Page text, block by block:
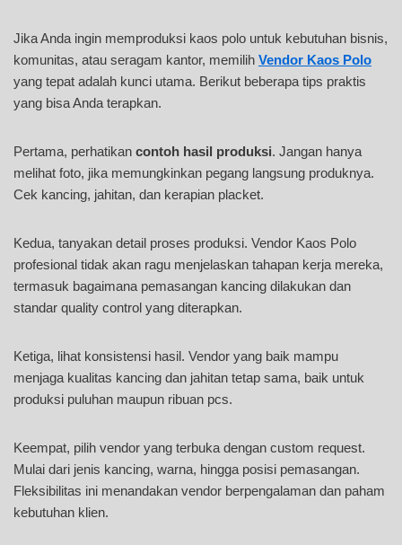
Jika Anda ingin memproduksi kaos polo untuk kebutuhan bisnis,
komunitas, atau seragam kantor, memilih Vendor Kaos Polo
yang tepat adalah kunci utama. Berikut beberapa tips praktis
yang bisa Anda terapkan.
Pertama, perhatikan contoh hasil produksi. Jangan hanya
melihat foto, jika memungkinkan pegang langsung produknya.
Cek kancing, jahitan, dan kerapian placket.
Kedua, tanyakan detail proses produksi. Vendor Kaos Polo
profesional tidak akan ragu menjelaskan tahapan kerja mereka,
termasuk bagaimana pemasangan kancing dilakukan dan
standar quality control yang diterapkan.
Ketiga, lihat konsistensi hasil. Vendor yang baik mampu
menjaga kualitas kancing dan jahitan tetap sama, baik untuk
produksi puluhan maupun ribuan pcs.
Keempat, pilih vendor yang terbuka dengan custom request.
Mulai dari jenis kancing, warna, hingga posisi pemasangan.
Fleksibilitas ini menandakan vendor berpengalaman dan paham
kebutuhan klien.